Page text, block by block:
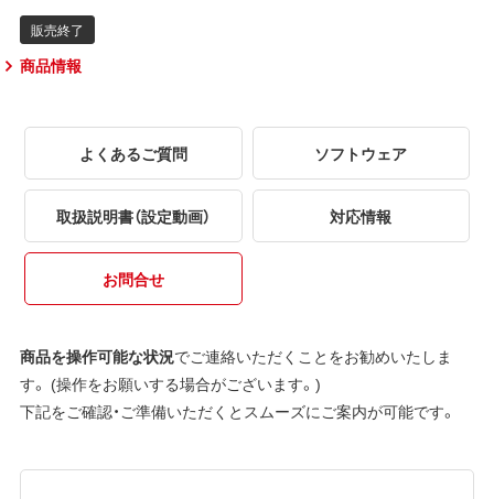
商品情報
よくあるご質問 ソフトウェア
取扱説明書（設定動画） 対応情報
お問合せ
商品を操作可能な状況でご連絡いただくことをお勧めいたしま
す。 (操作をお願いする場合がございます。)
下記をご確認・ご準備いただくとスムーズにご案内が可能です。